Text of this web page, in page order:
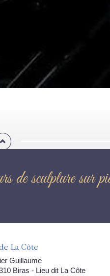
de
La Côte
Guillaume
Biras - Lieu dit La Côte